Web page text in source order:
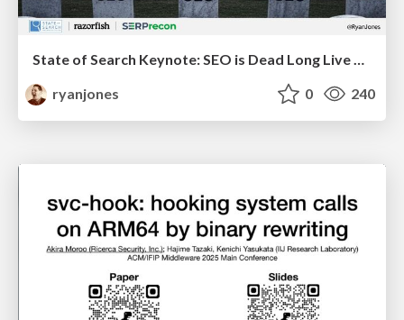
State of Search Keynote: SEO is Dead Long Live SEO
ryanjones
0 240